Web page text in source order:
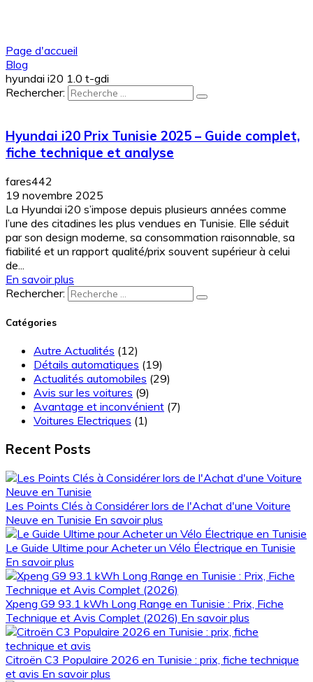
Page d'accueil
Blog
hyundai i20 1.0 t-gdi
Rechercher:
Hyundai i20 Prix Tunisie 2025 – Guide complet,
fiche technique et analyse
fares442
19 novembre 2025
La Hyundai i20 s’impose depuis plusieurs années comme
l’une des citadines les plus vendues en Tunisie. Elle séduit
par son design moderne, sa consommation raisonnable, sa
fiabilité et un rapport qualité/prix souvent supérieur à celui
de...
En savoir plus
Rechercher:
Catégories
Autre Actualités (12)
Détails automatiques (19)
Actualités automobiles (29)
Avis sur les voitures (9)
Avantage et inconvénient (7)
Voitures Electriques (1)
Recent Posts
Les Points Clés à Considérer lors de l'Achat d'une Voiture
Neuve en Tunisie En savoir plus
Le Guide Ultime pour Acheter un Vélo Électrique en Tunisie
En savoir plus
Xpeng G9 93.1 kWh Long Range en Tunisie : Prix, Fiche
Technique et Avis Complet (2026) En savoir plus
Citroën C3 Populaire 2026 en Tunisie : prix, fiche technique
et avis En savoir plus